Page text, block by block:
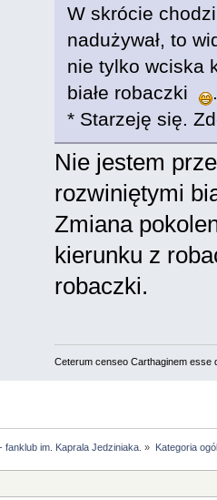
W skrócie
nadużywał, to
nie tylko wciska
białe robaczki
* Starzeję się.
Nie jestem
rozwiniętymi
Zmiana
kierunku z
robaczki.
Ceterum censeo Carthaginem esse
im. Kaprala Jedziniaka. » Kategoria